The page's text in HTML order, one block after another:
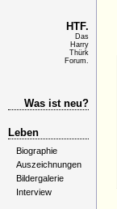
HTF.
Das
Harry
Thürk
Forum.
Was ist neu?
Leben
Biographie
Auszeichnungen
Bildergalerie
Interview